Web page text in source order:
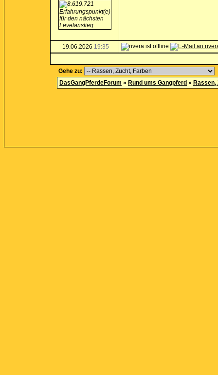
19.06.2026 19:35
Gehe zu:
DasGangPferdeForum » Rund ums Gangpferd » Rassen,